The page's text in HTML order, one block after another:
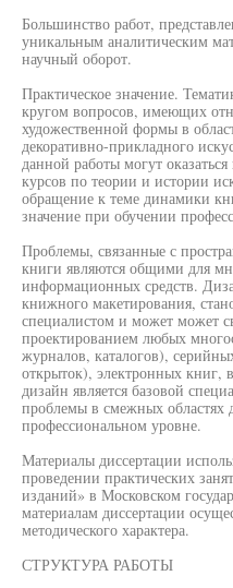
Большинство работ,
уникальным аналитическим
научный оборот.
Практическое значение.
кругом вопросов, имеющих
художественной формы в
декоративно-прикладного
данной работы могут
курсов по теории и истории
обращение к теме динамики
значение при обучении
Проблемы, связанные с
книги являются общими для
информационных средств.
книжного макетирования,
специалистом и может может
проектированием любых
журналов, каталогов),
открыток), электронных
дизайн является базовой
проблемы в смежных областях
профессиональном уровне.
Материалы диссертации
проведении практических
изданий» в Московском
материалам диссертации
методического характера.
СТРУКТУРА РАБОТЫ